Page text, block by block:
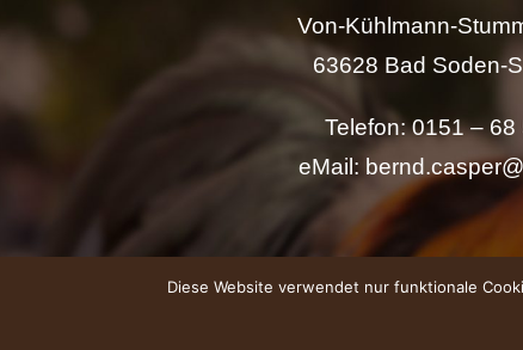
Von-Kühlmann-
63628 Bad Soden-
Telefon: 0151 – 68
eMail:
Diese Website verwendet nur funktionale